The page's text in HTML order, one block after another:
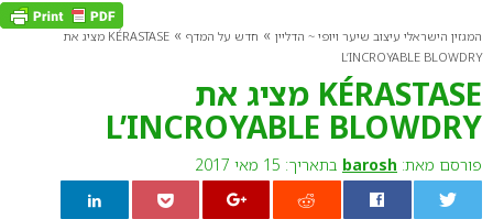
המגזין הישראלי עיצוב שיער ויופי ~ הדליין » חדש על המדף »
KÉRASTASE מציג את
L’INCROYABLE BLOWDRY
KÉRASTASE מציג את
L’INCROYABLE BLOWDRY
פורסם מאת: barosh בתאריך: 15 מאי 2017